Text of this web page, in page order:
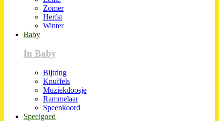
Zomer
Herfst
Winter
Baby
In Baby
Bijtring
Knuffels
Muziekdoosje
Rammelaar
Speenkoord
Speelgoed